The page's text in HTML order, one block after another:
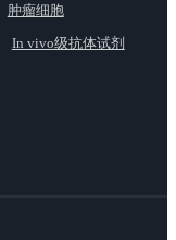
肿瘤细胞
In vivo级抗体试剂